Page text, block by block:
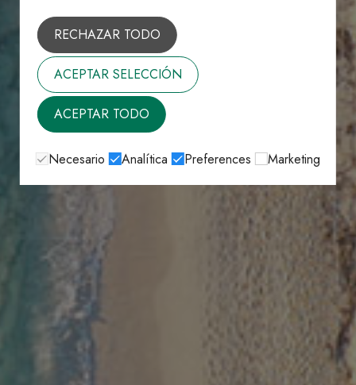
RECHAZAR TODO
ACEPTAR SELECCIÓN
ACEPTAR TODO
Necesario Analítica Preferences Marketing